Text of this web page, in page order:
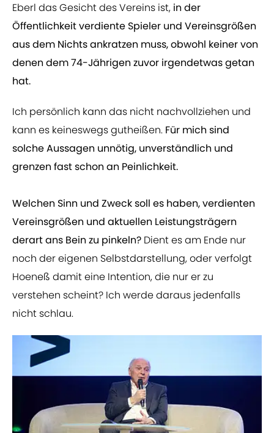
Eberl das Gesicht des Vereins ist, in der
Öffentlichkeit verdiente Spieler und Vereinsgrößen
aus dem Nichts ankratzen muss, obwohl keiner von
denen dem 74-Jährigen zuvor irgendetwas getan
hat.
Ich persönlich kann das nicht nachvollziehen und
kann es keineswegs gutheißen. Für mich sind
solche Aussagen unnötig, unverständlich und
grenzen fast schon an Peinlichkeit.
Welchen Sinn und Zweck soll es haben, verdienten
Vereinsgrößen und aktuellen Leistungsträgern
derart ans Bein zu pinkeln? Dient es am Ende nur
noch der eigenen Selbstdarstellung, oder verfolgt
Hoeneß damit eine Intention, die nur er zu
verstehen scheint? Ich werde daraus jedenfalls
nicht schlau.